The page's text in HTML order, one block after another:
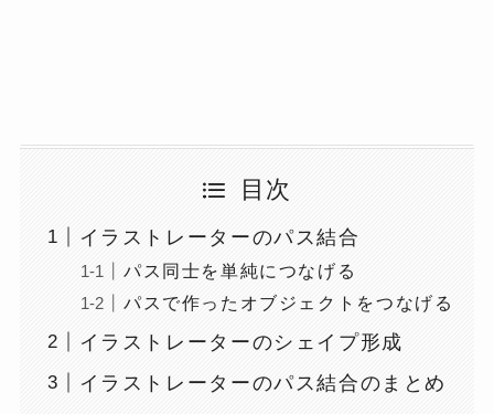
目次
イラストレーターのパス結合
パス同士を単純につなげる
パスで作ったオブジェクトをつなげる
イラストレーターのシェイプ形成
イラストレーターのパス結合のまとめ